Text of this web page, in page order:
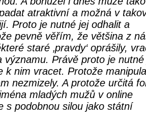
atraktivní a možná v
Proto je nutné jej odhalit a
pevně věřím, že většina z
staré ‚pravdy‘ oprášily,
významu. Právě proto je nutné
k nim vracet. Protože
nezmizely. A protože určitá
mladých mužů v online
s podobnou silou jako státní